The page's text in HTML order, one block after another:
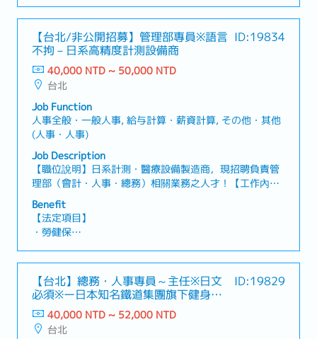
務※需不定期於台灣國內出差（部分情況可能需過夜住
出差，能進一步提升自身的日語能力
・各種休假（特別休假、婚假、喪假、生理假、產檢假、
陪產假、產假、育嬰假）
・退休金
【公司福利】
・獎金：2個月（依業績而異）
【台北/非公開招募】管理部專員※語言
不拘－日系高精度計測設備商
ID:19834
40,000 NTD ~ 50,000 NTD
台北
Job Function
人事全般・一般人事, 給与計算・薪資計算, その他・其他
(人事・人事)
Job Description
【職位說明】日系計測・醫療設備製造商，現招聘負責管
理部（會計・人事・總務）相關業務之人才！【工作內
容】・導入及支援新ERP系統（ODOO）之運用・與會計
師事務所進行溝通及相關聯繫作業・製作月度／年度會計
資料，管理財務相關數據・確認發票／費用相關文件並進
行會計處理・管理、更新員工資料及人事相關文件・負責
員工到離職手續、出勤管理等人事作業・辦公室管理、物
例】・會計業務：40％・人事業務：20％・總務業務：
40％【職位的魅力】・可累積管理部門多元化的工作經
驗・可於穩定的日系企業環境中工作・小型組織架構下，
可接觸並累積廣泛的業務經驗
Benefit
【法定項目】
・勞健保
・各種休假（特別休假、婚假、喪假、生理假、產檢假、
陪產假、產假、育嬰假）
・退休金
【公司福利】
獎金：過去實績為2個月（視業績可能有所變動）
【台北】總務・人事專員～主任※日文
必須※ー日本知名鐵道集團旗下健身事
業
ID:19829
40,000 NTD ~ 52,000 NTD
台北